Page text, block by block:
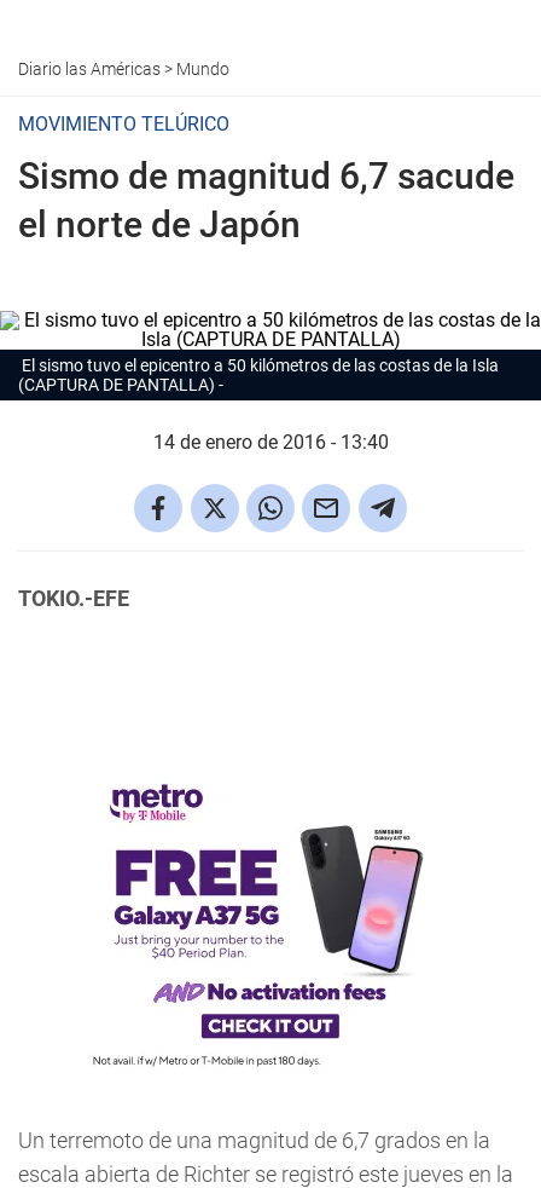
Diario las Américas> Mundo
MOVIMIENTO TELÚRICO
Sismo de magnitud 6,7 sacude
el norte de Japón
El sismo tuvo el epicentro a 50 kilómetros de las costas de la Isla
(CAPTURA DE PANTALLA)
14 de enero de 2016 - 13:40
TOKIO.-EFE
Un terremoto de una magnitud de 6,7 grados en la
escala abierta de Richter se registró este jueves en la